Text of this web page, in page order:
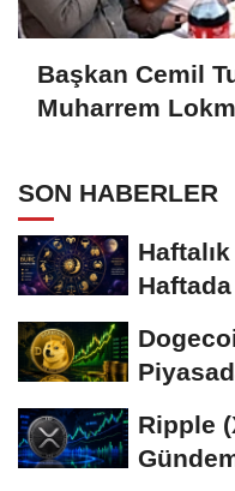
Başkan Cemil
Muharrem
SON HABERLER
Ripple